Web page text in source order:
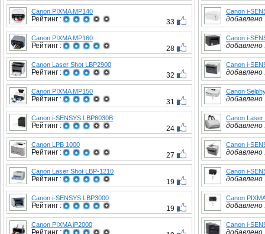
Canon PIXMA MP140
Рейтинг : 33
Canon PIXMA MP160
Рейтинг : 28
Canon Laser Shot LBP2900
Рейтинг : 32
Canon PIXMA MP150
Рейтинг : 31
Canon i-SENSYS LBP6030B
Рейтинг : 24
Canon LPB 1000
Рейтинг : 27
Canon Laser Shot LBP-1210
Рейтинг : 19
Canon i-SENSYS LBP3000
Рейтинг : 19
Canon PIXMA iP2000
Рейтинг :
Canon i-
добавлено
Canon i-
добавлено
Canon i-
добавлено
Canon
добавлено
Canon Laser
добавлено
Canon i-
добавлено
Canon i-
добавлено
Canon
добавлено
Canon i-
добавлено